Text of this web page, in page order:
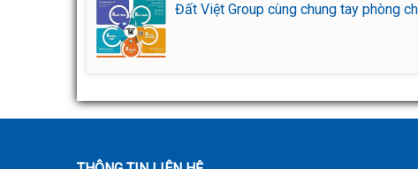
Đất Việt Group cùng chung tay phòng